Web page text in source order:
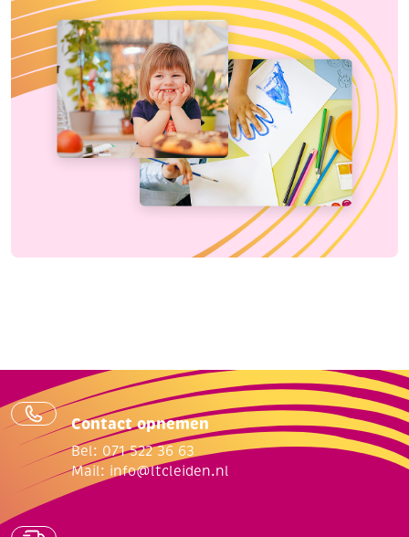
Contact opnemen
Bel: 071 522 36 63
Mail: info@ltcleiden.nl